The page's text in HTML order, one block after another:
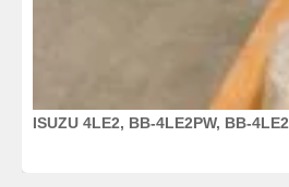
ISUZU 4LE2, BB-4LE2PW, BB-